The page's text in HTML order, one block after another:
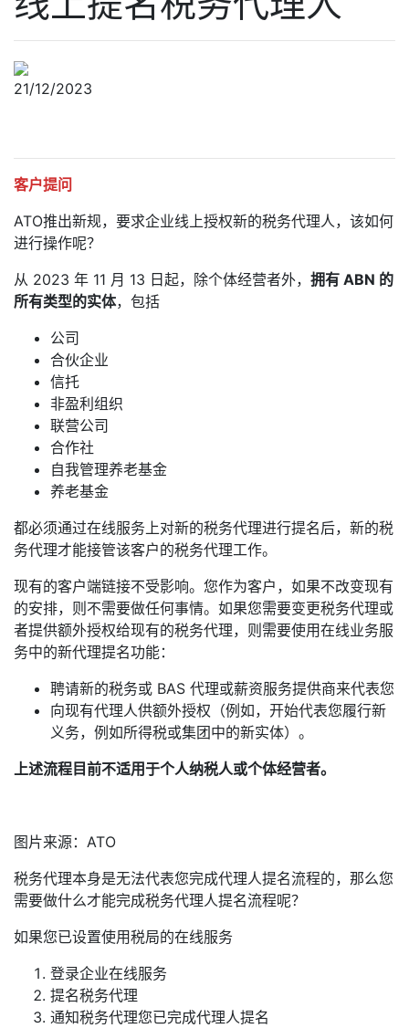
21/12/2023
客户提问
ATO推出新规，要求企业线上授权新的税务代理人，该如何
进行操作呢？
从 2023 年 11 月 13 日起，除个体经营者外， 拥有 ABN 的
所有类型的实体，包括
公司
合伙企业
信托
非盈利组织
联营公司
合作社
自我管理养老基金
养老基金
都必须通过在线服务上对新的税务代理进行提名后，新的税
务代理才能接管该客户的税务代理工作。
现有的客户端链接不受影响。您作为客户，如果不改变现有
的安排，则不需要做任何事情。如果您需要变更税务代理或
者提供额外授权给现有的税务代理，则需要使用在线业务服
务中的新代理提名功能：
聘请新的税务或 BAS 代理或薪资服务提供商来代表您
向现有代理人供额外授权（例如，开始代表您履行新
义务，例如所得税或集团中的新实体）。
上述流程目前不适用于个人纳税人或个体经营者。
图片来源：ATO
税务代理本身是无法代表您完成代理人提名流程的，那么您
需要做什么才能完成税务代理人提名流程呢？
如果您已设置使用税局的在线服务
登录企业在线服务
提名税务代理
通知税务代理您已完成代理人提名